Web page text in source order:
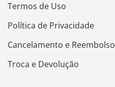
Termos de Uso
Política de Privacidade
Cancelamento e Reembolso
Troca e Devolução